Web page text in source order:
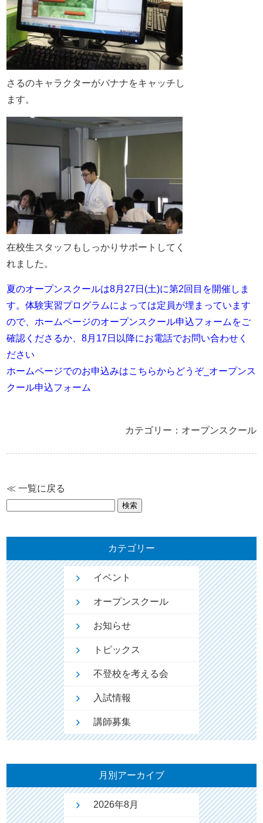
さるのキャラクターがバナナをキャッチし
ます。
在校生スタッフもしっかりサポートしてく
れました。
夏のオープンスクールは8月27日(土)に第2回目を開催しま
す。体験実習プログラムによっては定員が埋まっています
ので、ホームページのオープンスクール申込フォームをご
確認くださるか、8月17日以降にお電話でお問い合わせく
ださい
ホームページでのお申込みはこちらからどうぞ_ オープンス
クール申込フォーム
カテゴリー：オープンスクール
≪ 一覧に戻る
カテゴリー
イベント
オープンスクール
お知らせ
トピックス
不登校を考える会
入試情報
講師募集
月別アーカイブ
2026年8月